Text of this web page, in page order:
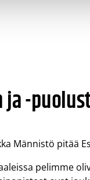
-
Männistö pitää
pelimme